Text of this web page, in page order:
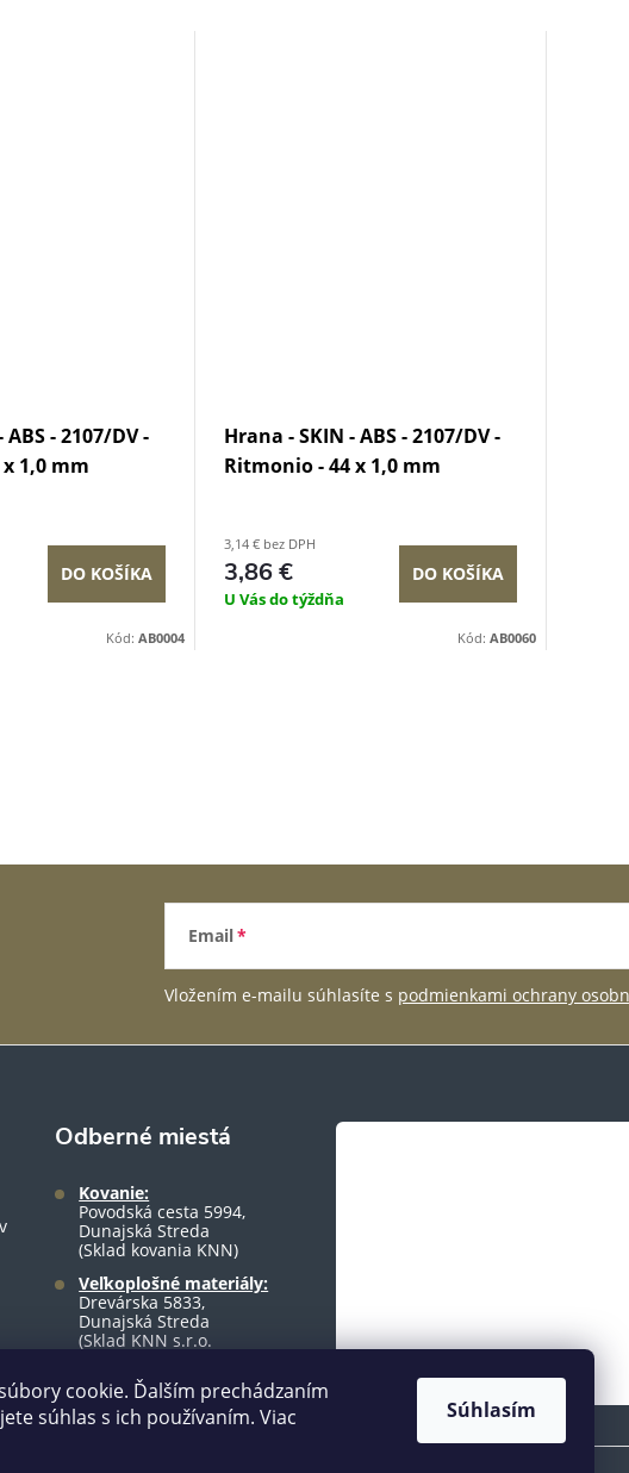
cookie. Ďalším prechádzaním
súhlas s ich používaním. Viac
Súhlasím
- 2107/DV -
1,0 mm
DO KOŠÍKA
Kód: AB0004
Hrana - SKIN - ABS - 2107/DV -
Ritmonio - 44 x 1,0 mm
3,14 € bez DPH
3,86 €
U Vás do týždňa
DO KOŠÍKA
Kód: AB0060
Email
Vložením e-mailu súhlasíte s podmienkami ochrany
Odberné miestá
Kovanie:
Povodská cesta 5994,
Dunajská Streda
(Sklad kovania KNN)
Veľkoplošné materiály:
Drevárska 5833,
Dunajská Streda
(Sklad KNN s.r.o.